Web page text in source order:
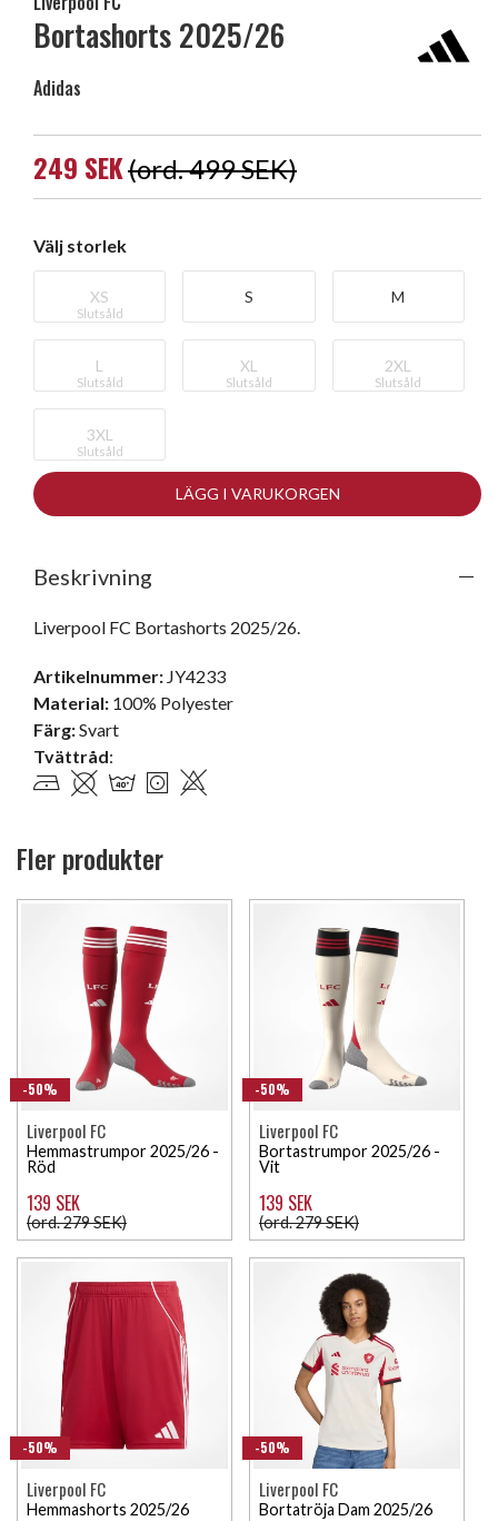
Bortashorts 2025/26
Adidas
249 SEK(ord. 499 SEK)
Välj storlek
XS
Slutsåld
S M
L
Slutsåld
XL
Slutsåld
2XL
Slutsåld
3XL
Slutsåld
LÄGG I VARUKORGEN
Beskrivning
Liverpool FC Bortashorts 2025/26.
Artikelnummer: JY4233
Material: 100% Polyester
Färg:Svart
Tvättråd:
Fler produkter
-50%
Liverpool FC
Hemmastrumpor 2025/26 -
Röd
139 SEK
(ord. 279 SEK)
-50%
Liverpool FC
Bortastrumpor 2025/26 -
Vit
139 SEK
(ord. 279 SEK)
-50%
Liverpool FC
Hemmashorts 2025/26
-50%
Liverpool FC
Bortatröja Dam 2025/26